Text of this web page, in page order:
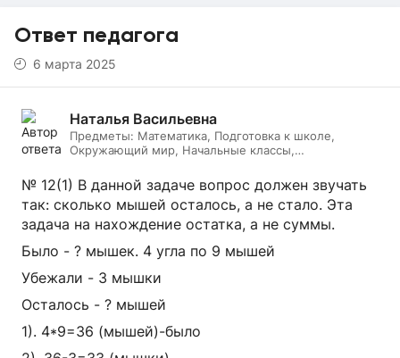
Ответ педагога
6 марта 2025
Наталья Васильевна
Предметы: Математика, Подготовка к школе,
Окружающий мир, Начальные классы,
№ 12(1) В данной задаче вопрос должен звучать
так: сколько мышей осталось, а не стало. Эта
задача на нахождение остатка, а не суммы.
Было - ? мышек. 4 угла по 9 мышей
Убежали - 3 мышки
Осталось - ? мышей
1). 4*9=36 (мышей)-было